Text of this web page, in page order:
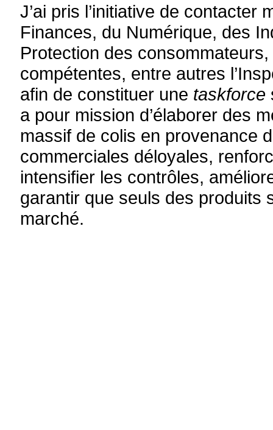
J’ai pris l’initiative de
Finances, du Numérique, des
Protection des
compétentes, entre autres
afin de constituer une taskforce
a pour mission d’élaborer des
massif de colis en provenance
commerciales déloyales,
intensifier les contrôles,
garantir que seuls des produits
marché.